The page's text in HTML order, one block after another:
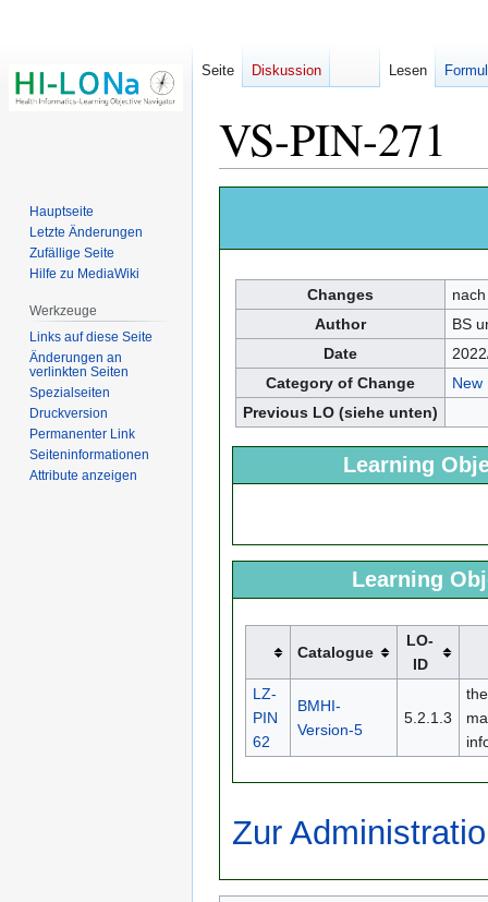
VS-PIN-271
springen
springen
Changes
Author
BS
Date
Category of Change
New
Previous LO (siehe unten)
Learning
Learning
Catalogue
LO-
ID
LZ-
PIN
62
BMHI-
Version-5
5.2.1.3
Zur
Seite Diskussion Lesen
Hauptseite
Letzte Änderungen
Zufällige Seite
Hilfe zu MediaWiki
Werkzeuge
Links auf diese Seite
Änderungen an
verlinkten Seiten
Spezialseiten
Druckversion
Permanenter Link
Seiten­­informationen
Attribute anzeigen